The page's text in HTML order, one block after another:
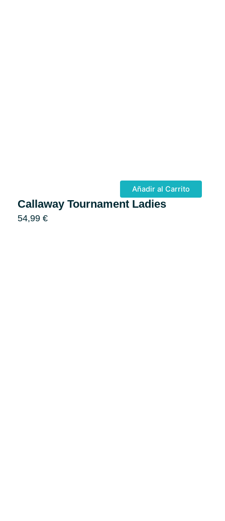
Añadir al Carrito
Callaway Tournament Ladies
54,99 €